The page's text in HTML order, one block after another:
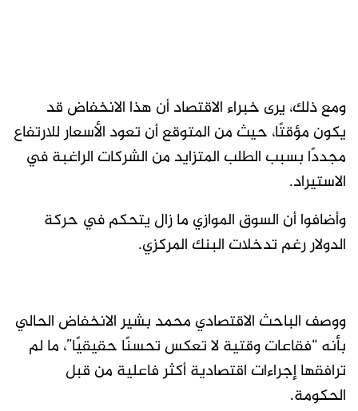
ومع ذلك، يرى خبراء الاقتصاد أن هذا الانخفاض قد
يكون مؤقتًا، حيث من المتوقع أن تعود الأسعار للارتفاع
مجددًا بسبب الطلب المتزايد من الشركات الراغبة في
الاستيراد.
وأضافوا أن السوق الموازي ما زال يتحكم في حركة
الدولار رغم تدخلات البنك المركزي.
ووصف الباحث الاقتصادي محمد بشير الانخفاض الحالي
بأنه “فقاعات وقتية لا تعكس تحسنًا حقيقيًا”، ما لم
ترافقها إجراءات اقتصادية أكثر فاعلية من قبل
الحكومة.